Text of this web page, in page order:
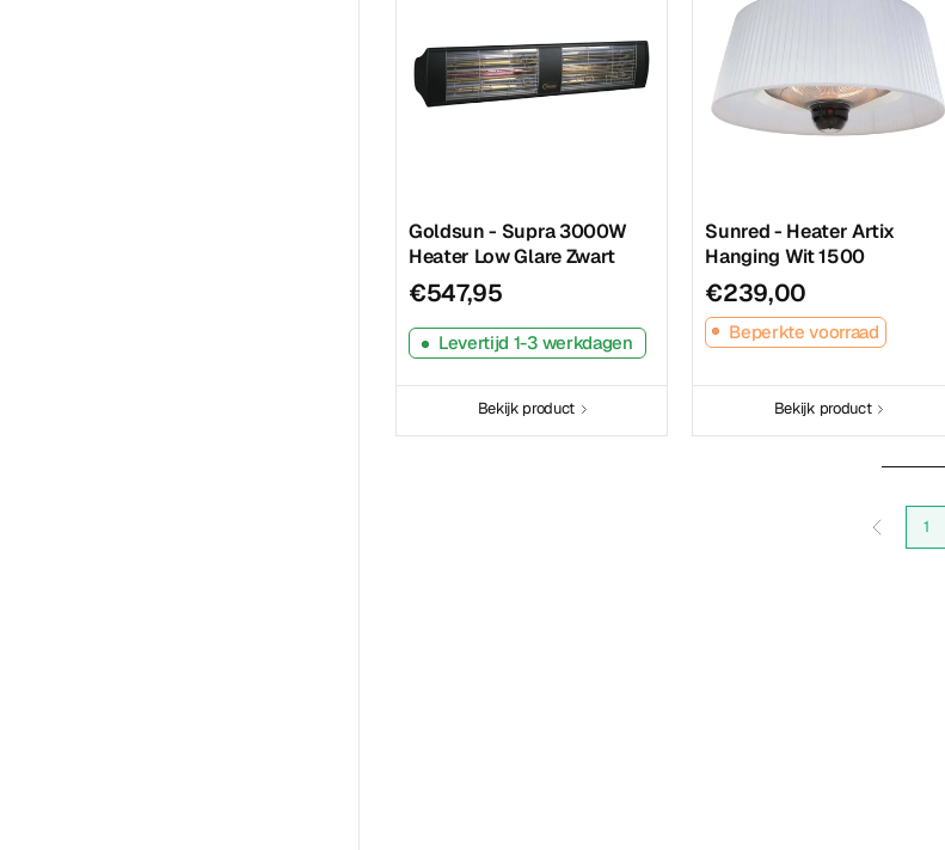
Goldsun - Supra 3000W
Heater Low Glare Zwart
€547,95
Levertijd 1-3 werkdagen
Bekijk product
Sunred - Heater Artix
Hanging Wit 1500
€239,00
Beperkte voorraad
Bekijk product
1